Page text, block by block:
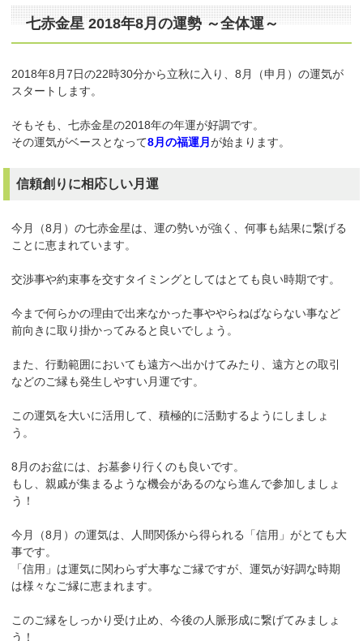
七赤金星 2018年8月の運勢～全体運～
2018年8月7日の22時30分から立秋に入り、8月（申月）の運気が
スタートします。
そもそも、七赤金星の2018年の年運が好調です。
その運気がベースとなって8月の福運月が始まります。
信頼創りに相応しい月運
今月（8月）の七赤金星は、運の勢いが強く、何事も結果に繋げる
ことに恵まれています。
交渉事や約束事を交すタイミングとしてはとても良い時期です。
今まで何らかの理由で出来なかった事ややらねばならない事など
前向きに取り掛かってみると良いでしょう。
また、行動範囲においても遠方へ出かけてみたり、遠方との取引
などのご縁も発生しやすい月運です。
この運気を大いに活用して、積極的に活動するようにしましょ
う。
8月のお盆には、お墓参り行くのも良いです。
もし、親戚が集まるような機会があるのなら進んで参加しましょ
う！
今月（8月）の運気は、人間関係から得られる「信用」がとても大
事です。
「信用」は運気に関わらず大事なご縁ですが、運気が好調な時期
は様々なご縁に恵まれます。
このご縁をしっかり受け止め、今後の人脈形成に繋げてみましょ
う！